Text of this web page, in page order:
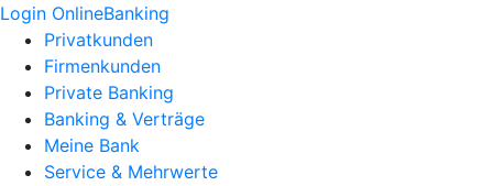
Login OnlineBanking
Privatkunden
Firmenkunden
Private Banking
Banking & Verträge
Meine Bank
Service & Mehrwerte